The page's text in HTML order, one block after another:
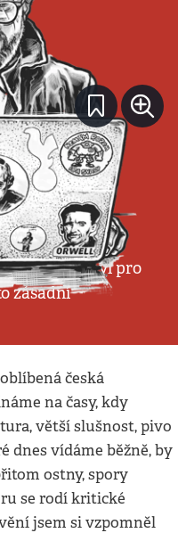
Božena
který byl pro
zásadní
česká
na časy, kdy
větší slušnost, pivo
dnes vídáme běžně, by
ostny, spory
se rodí kritické
jsem si vzpomněl